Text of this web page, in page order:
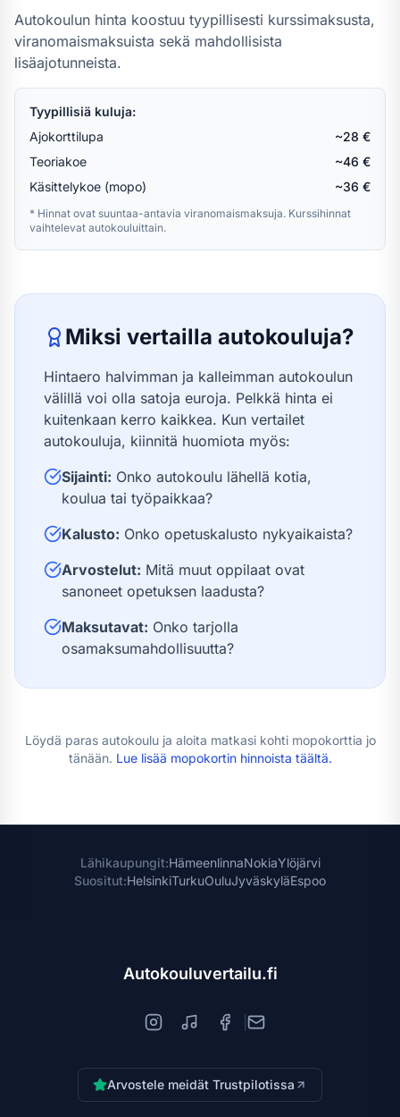
Autokoulun hinta koostuu tyypillisesti kurssimaksusta,
viranomaismaksuista sekä mahdollisista
lisäajotunneista.
Tyypillisiä kuluja:
Ajokorttilupa
~28 €
Teoriakoe
~46 €
Käsittelykoe (mopo)
~36 €
* Hinnat ovat suuntaa-antavia viranomaismaksuja. Kurssihinnat
vaihtelevat autokouluittain.
Miksi vertailla autokouluja?
Hintaero halvimman ja kalleimman autokoulun
välillä voi olla satoja euroja. Pelkkä hinta ei
kuitenkaan kerro kaikkea. Kun vertailet
autokouluja, kiinnitä huomiota myös:
Sijainti: Onko autokoulu lähellä kotia,
koulua tai työpaikkaa?
Kalusto: Onko opetuskalusto nykyaikaista?
Arvostelut: Mitä muut oppilaat ovat
sanoneet opetuksen laadusta?
Maksutavat: Onko tarjolla
osamaksumahdollisuutta?
Löydä paras autokoulu ja aloita matkasi kohti mopokorttia jo
tänään. Lue lisää mopokortin hinnoista täältä.
Lähikaupungit:HämeenlinnaNokiaYlöjärvi
Suositut:HelsinkiTurkuOuluJyväskyläEspoo
Autokouluvertailu.fi
Arvostele meidät Trustpilotissa